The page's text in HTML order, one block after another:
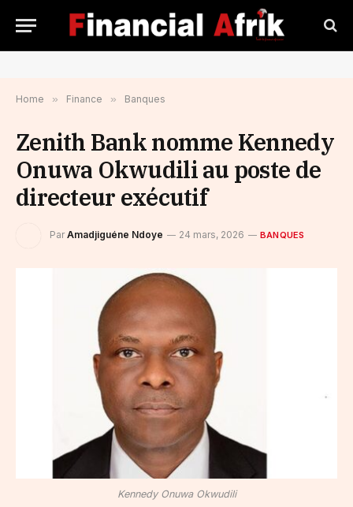
Home » Finance » Banques
Zenith Bank nomme Kennedy
Onuwa Okwudili au poste de
directeur exécutif
Par Amadjiguéne Ndoye 24 mars, 2026 BANQUES
Kennedy Onuwa Okwudili